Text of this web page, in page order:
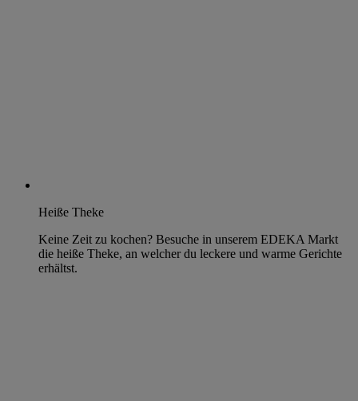
Heiße Theke
Keine Zeit zu kochen? Besuche in unserem EDEKA Markt
die heiße Theke, an welcher du leckere und warme Gerichte
erhältst.